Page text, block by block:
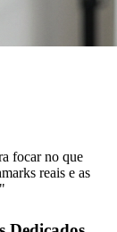
focar no que
reais e as